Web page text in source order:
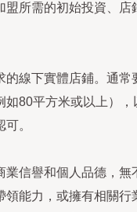
所需的初始投資、
線下實體店鋪。通
80平方米或以上），
。
信譽和個人品德，無
能力，或擁有相關行